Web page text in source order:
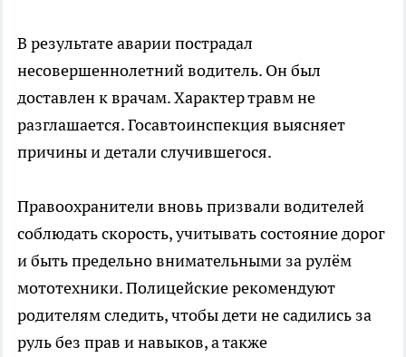
В результате аварии пострадал
несовершеннолетний водитель. Он был
доставлен к врачам. Характер травм не
разглашается. Госавтоинспекция выясняет
причины и детали случившегося.
Правоохранители вновь призвали водителей
соблюдать скорость, учитывать состояние дорог
и быть предельно внимательными за рулём
мототехники. Полицейские рекомендуют
родителям следить, чтобы дети не садились за
руль без прав и навыков, а также